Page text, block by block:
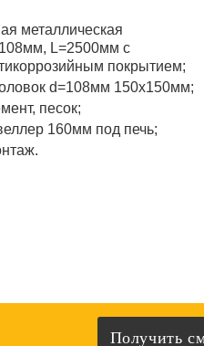
металлическая
L=2500мм с
покрытием;
d=108мм 150x150мм;
песок;
160мм под печь;
Получить